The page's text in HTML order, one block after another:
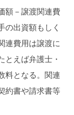
額－譲渡関連費
の出資額もしく
連費用は譲渡に
とえば弁護士・
料となる。関連
約書や請求書等